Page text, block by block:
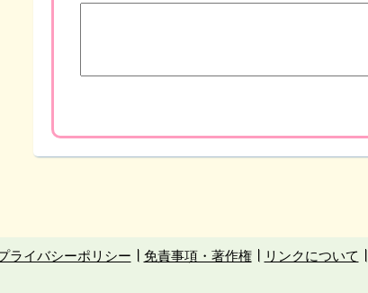
ライバシーポリシー 免責事項・著作権 リンクについて